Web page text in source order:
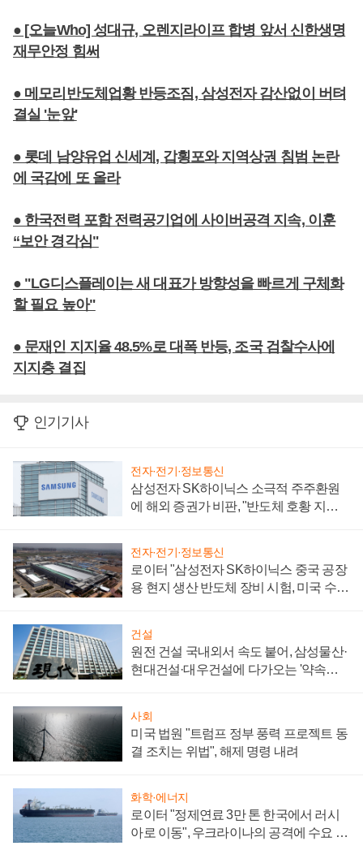
● [오늘Who] 성대규, 오렌지라이프 합병 앞서 신한생명
재무안정 힘써
● 메모리반도체업황 반등조짐, 삼성전자 감산없이 버텨
결실 '눈앞'
● 롯데 남양유업 신세계, 갑횡포와 지역상권 침범 논란
에 국감에 또 올라
● 한국전력 포함 전력공기업에 사이버공격 지속, 이훈
“보안 경각심"
● "LG디스플레이는 새 대표가 방향성을 빠르게 구체화
할 필요 높아"
● 문재인 지지율 48.5%로 대폭 반등, 조국 검찰수사에
지지층 결집
인기기사
전자·전기·정보통신
삼성전자 SK하이닉스 소극적 주주환원
에 해외 증권가 비판, "반도체 호황 지속
전자·전기·정보통신
로이터 "삼성전자 SK하이닉스 중국 공장
용 현지 생산 반도체 장비 시험, 미국 수출
건설
원전 건설 국내외서 속도 붙어, 삼성물산·
현대건설·대우건설에 다가오는 '약속의
사회
미국 법원 "트럼프 정부 풍력 프로젝트 동
결 조치는 위법", 해제 명령 내려
화학·에너지
로이터 "정제연료 3만 톤 한국에서 러시
아로 이동", 우크라이나의 공격에 수요 늘